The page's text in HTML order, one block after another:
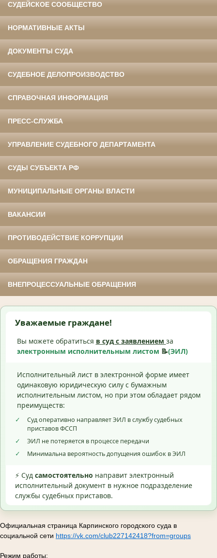
СУДЕЙСКОЕ СООБЩЕСТВО
НОРМАТИВНЫЕ АКТЫ
ДОКУМЕНТЫ СУДА
СУДЕБНОЕ ДЕЛОПРОИЗВОДСТВО
СПРАВОЧНАЯ ИНФОРМАЦИЯ
ПРЕСС-СЛУЖБА
УПРАВЛЕНИЕ СУДЕБНОГО ДЕПАРТАМЕНТА
СУДЫ СУБЪЕКТА РФ
МУНИЦИПАЛЬНЫЕ ОРГАНЫ ВЛАСТИ
ВАКАНСИИ
ПРОТИВОДЕЙСТВИЕ КОРРУПЦИИ
ОБРАЩЕНИЯ ГРАЖДАН
ВНЕПРОЦЕССУАЛЬНЫЕ ОБРАЩЕНИЯ
Уважаемые граждане!
Вы можете обратиться в суд с заявлением за
электронным исполнительным листом 📝(ЭИЛ)
Исполнительный лист в электронной форме имеет
одинаковую юридическую силу с бумажным
исполнительным листом, но при этом обладает рядом
преимуществ:
✓
Суд оперативно направляет ЭИЛ в службу судебных
приставов ФССП
✓
ЭИЛ не потеряется в процессе передачи
✓
Минимальна вероятность допущения ошибок в ЭИЛ
⚡ Суд самостоятельно направит электронный
исполнительный документ в нужное подразделение
службы судебных приставов.
Официальная страница Карпинского городского суда в
социальной сети https://vk.com/club227142418?from=groups
Режим работы: